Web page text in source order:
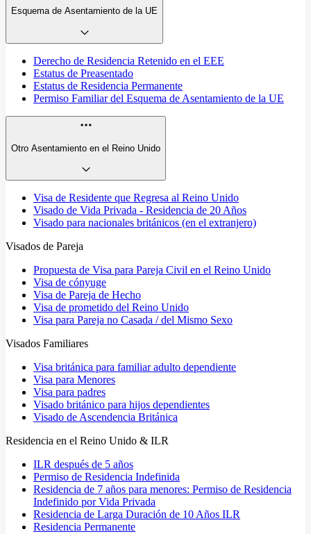
Esquema de Asentamiento de la UE
Derecho de Residencia Retenido en el EEE
Estatus de Preasentado
Estatus de Residencia Permanente
Permiso Familiar del Esquema de Asentamiento de la UE
Otro Asentamiento en el Reino Unido
Visa de Residente que Regresa al Reino Unido
Visado de Vida Privada - Residencia de 20 Años
Visado para nacionales británicos (en el extranjero)
Visados de Pareja
Propuesta de Visa para Pareja Civil en el Reino Unido
Visa de cónyuge
Visa de Pareja de Hecho
Visa de prometido del Reino Unido
Visa para Pareja no Casada / del Mismo Sexo
Visados Familiares
Visa británica para familiar adulto dependiente
Visa para Menores
Visa para padres
Visado británico para hijos dependientes
Visado de Ascendencia Británica
Residencia en el Reino Unido & ILR
ILR después de 5 años
Permiso de Residencia Indefinida
Residencia de 7 años para menores: Permiso de Residencia
Indefinido por Vida Privada
Residencia de Larga Duración de 10 Años ILR
Residencia Permanente